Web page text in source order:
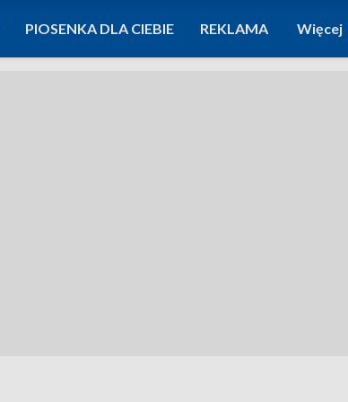
PIOSENKA DLA CIEBIE REKLAMA Więcej